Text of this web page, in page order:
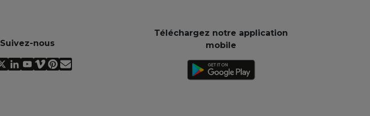
Suivez-nous
Téléchargez notre application
mobile